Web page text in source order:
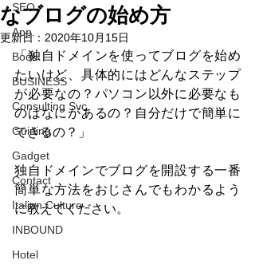
SEO
App.
Book
BUSINESS
Consulting Svc.
Guiding
Gadget
Contact
Italian Culture
INBOUND
Hotel
なブログの始め方
更新日： 2020年10月15日
「独自ドメインを使ってブログを始め
たいけど、具体的にはどんなステップ
が必要なの？パソコン以外に必要なも
のはなにがあるの？自分だけで簡単に
できるの？」
独自ドメインでブログを開設する一番
簡単な方法をおじさんでもわかるよう
に教えてください。